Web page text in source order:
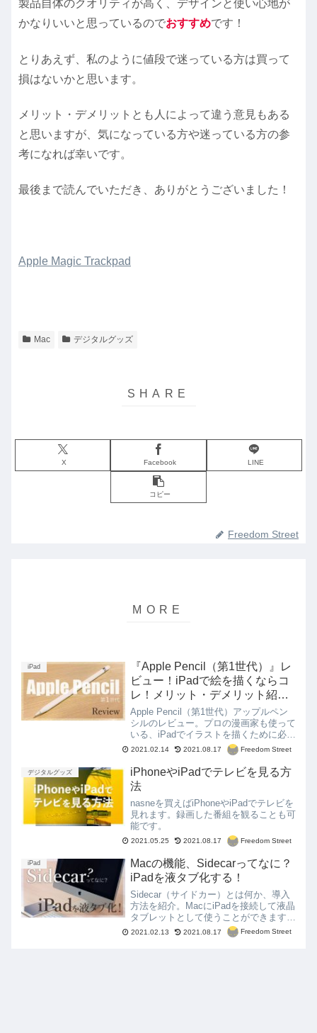
製品自体のクオリティが高く、デザインと使い心地が
かなりいいと思っているのでおすすめです！
とりあえず、私のように値段で迷っている方は買って
損はないかと思います。
メリット・デメリットとも人によって違う意見もある
と思いますが、気になっている方や迷っている方の参
考になれば幸いです。
最後まで読んでいただき、ありがとうございました！
Apple Magic Trackpad
Mac デジタルグッズ
X Facebook LINE
コピー
Freedom Street
iPad
『Apple Pencil（第1世代）』レ
ビュー！iPadで絵を描くならコ
レ！メリット・デメリット紹
介！
Apple Pencil（第1世代）アップルペン
シルのレビュー。プロの漫画家も使って
いる、iPadでイラストを描くために必要
なApple Pencilのメリット・デメリット
を紹介します。実際に使ってみて分かっ
た3つのポイント
2021.02.14 2021.08.17 Freedom Street
デジタルグッズ
iPhoneやiPadでテレビを見る方
法
nasneを買えばiPhoneやiPadでテレビを
見れます。録画した番組を観ることも可
能です。
2021.05.25 2021.08.17 Freedom Street
iPad
Macの機能、Sidecarってなに？
iPadを液タブ化する！
Sidecar（サイドカー）とは何か、導入
方法を紹介。MacにiPadを接続して液晶
タブレットとして使うことができます。
Apple Pencilに対応していてイラストも
2021.02.13 2021.08.17 Freedom Street